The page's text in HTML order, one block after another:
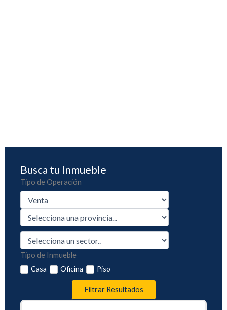
Busca tu Inmueble
Tipo de Operación
Tipo de Inmueble
Casa
Oficina Piso
Filtrar Resultados